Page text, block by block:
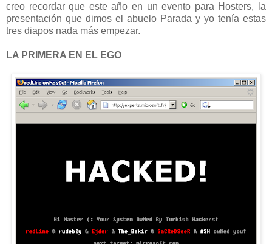
creo recordar que este año en un evento para Hosters, la
presentación que dimos el abuelo Parada y yo tenía estas
tres diapos nada más empezar.
LA PRIMERA EN EL EGO